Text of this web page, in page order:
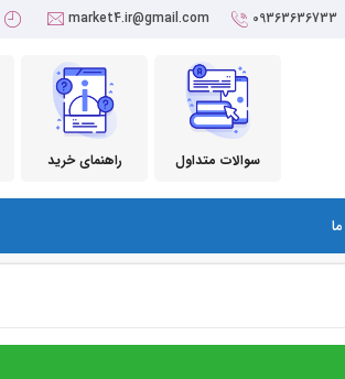
09363636733
market4.ir@gmail.com
راهنمای خرید سوالات متداول